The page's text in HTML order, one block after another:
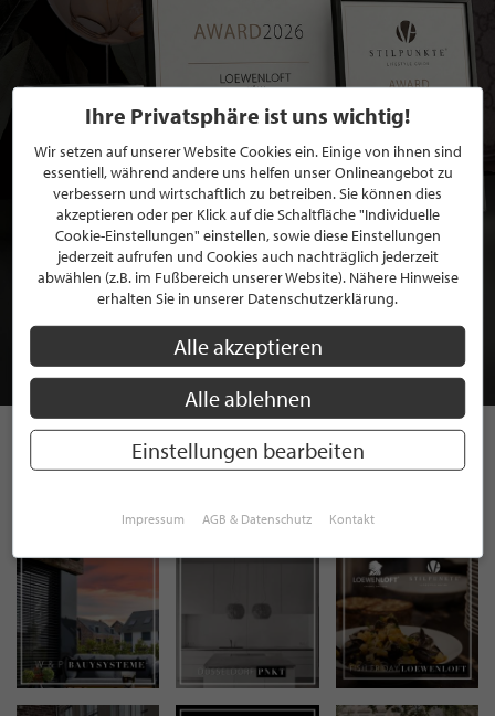
BEWERBEN SIE SICH FÜR EINE GRATIS
MITGLIEDSCHAFT BEI STILPUNKTE®
JETZT GRATIS BEWERBEN
INSTAGRAM
Ihre Privatsphäre ist uns wichtig!
Wir setzen auf unserer Website Cookies ein. Einige von ihnen sind
essentiell, während andere uns helfen unser Onlineangebot zu
verbessern und wirtschaftlich zu betreiben. Sie können dies
akzeptieren oder per Klick auf die Schaltfläche "Individuelle
Cookie-Einstellungen" einstellen, sowie diese Einstellungen
jederzeit aufrufen und Cookies auch nachträglich jederzeit
abwählen (z.B. im Fußbereich unserer Website). Nähere Hinweise
erhalten Sie in unserer Datenschutzerklärung.
Alle akzeptieren
Alle ablehnen
Einstellungen bearbeiten
Impressum AGB & Datenschutz Kontakt